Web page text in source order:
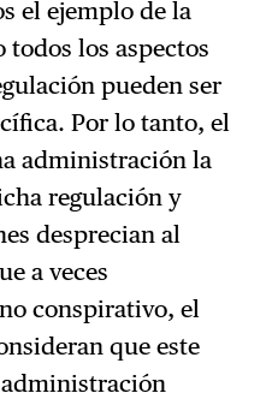
el ejemplo de la
los aspectos
pueden ser
Por lo tanto, el
administración la
regulación y
desprecian al
a veces
conspirativo, el
que este